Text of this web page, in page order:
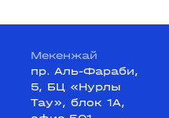
Мекенжай
пр. Аль-Фараби,
5, БЦ «Нурлы
Тау», блок 1А,